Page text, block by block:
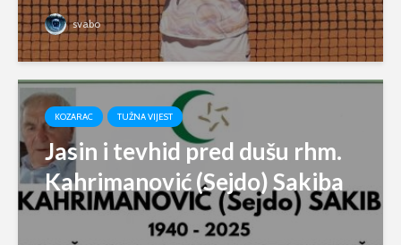
svabo
KOZARAC TUŽNA VIJEST
Jasin i tevhid pred dušu rhm.
Kahrimanović (Sejdo) Sakiba